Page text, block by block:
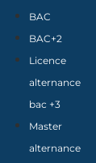
BAC
BAC+2
Licence
alternance
bac +3
Master
alternance